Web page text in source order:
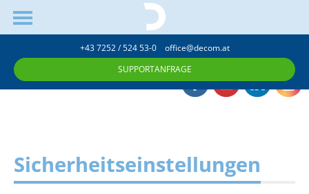
+43 7252 / 524 53-0 office@decom.at
SUPPORTANFRAGE
Sicherheitseinstellungen